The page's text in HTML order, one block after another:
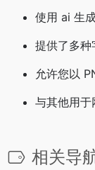
使用 ai 生
提供了多种
允许您以
与其他用于
相关导